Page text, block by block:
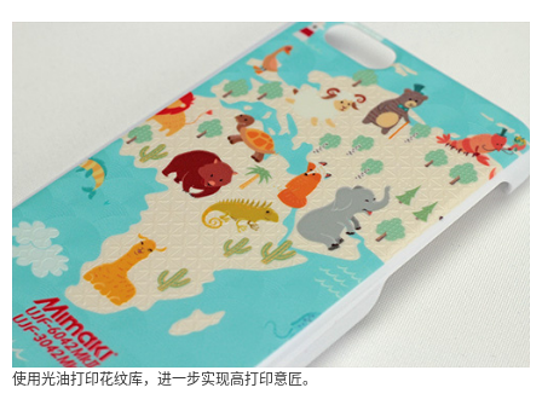
使用光油打印花纹库，进一步实现高打印意匠。